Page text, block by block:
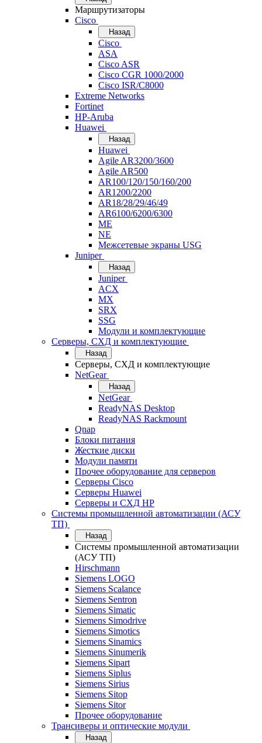
Маршрутизаторы
Cisco
Назад
Cisco
ASA
Cisco ASR
Cisco CGR 1000/2000
Cisco ISR/С8000
Extreme Networks
Fortinet
HP-Aruba
Huawei
Назад
Huawei
Agile AR3200/3600
Agile AR500
AR100/120/150/160/200
AR1200/2200
AR18/28/29/46/49
AR6100/6200/6300
ME
NE
Межсетевые экраны USG
Juniper
Назад
Juniper
ACX
MX
SRX
SSG
Модули и комплектующие
Серверы, СХД и комплектующие
Назад
Серверы, СХД и комплектующие
NetGear
Назад
NetGear
ReadyNAS Desktop
ReadyNAS Rackmount
Qnap
Блоки питания
Жесткие диски
Модули памяти
Прочее оборудование для серверов
Серверы Cisco
Серверы Huawei
Серверы и СХД HP
Системы промышленной автоматизации (АСУ
ТП)
Назад
Системы промышленной автоматизации
(АСУ ТП)
Hirschmann
Siemens LOGO
Siemens Scalance
Siemens Sentron
Siemens Simatic
Siemens Simodrive
Siemens Simotics
Siemens Sinamics
Siemens Sinumerik
Siemens Sipart
Siemens Siplus
Siemens Sirius
Siemens Sitop
Siemens Sitor
Прочее оборудование
Трансиверы и оптические модули
Назад